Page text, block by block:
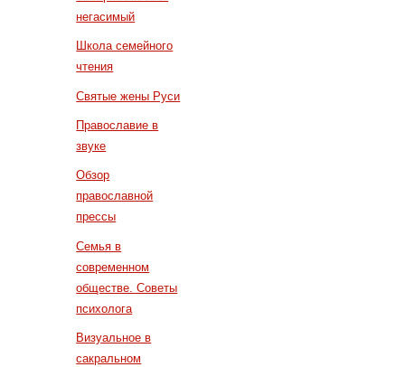
негасимый
Школа семейного
чтения
Святые жены Руси
Православие в
звуке
Обзор
православной
прессы
Семья в
современном
обществе. Советы
психолога
Визуальное в
сакральном